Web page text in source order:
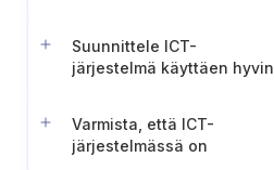
Suunnittele ICT-
järjestelmä käyttäen hyvin
Varmista, että ICT-
järjestelmässä on